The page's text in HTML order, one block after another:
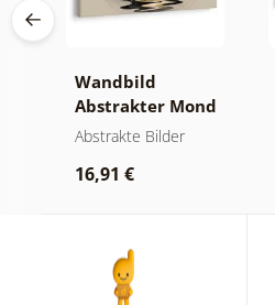
Wandbild
Abstrakter Mond
am Wasser
Abstrakte Bilder
16,91 €